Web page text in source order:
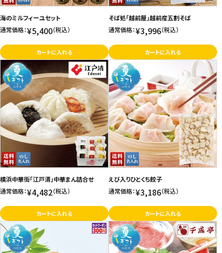
海のミルフィーユセット
通常価格：¥5,400（税込）
カートに入れる
そば処「越前屋」越前産五割そば
通常価格：¥3,996（税込）
カートに入れる
横浜中華街「江戸清」中華まん詰合せ
通常価格：¥4,482（税込）
カートに入れる
えび入りひとくち餃子
通常価格：¥3,186（税込）
カートに入れる